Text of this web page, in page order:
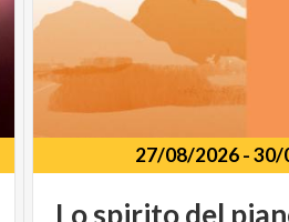
27/08/2026-30/
Lospiritodel